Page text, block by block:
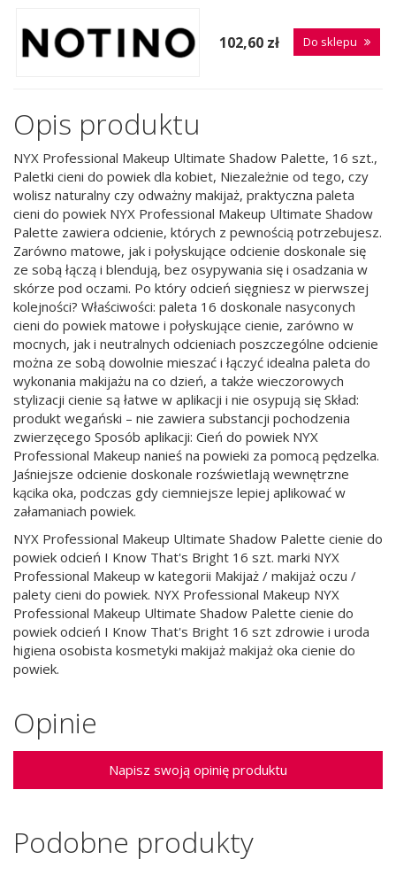
102,60 zł Do sklepu
Opis produktu
NYX Professional Makeup Ultimate Shadow Palette, 16 szt.,
Paletki cieni do powiek dla kobiet, Niezależnie od tego, czy
wolisz naturalny czy odważny makijaż, praktyczna paleta
cieni do powiek NYX Professional Makeup Ultimate Shadow
Palette zawiera odcienie, których z pewnością potrzebujesz.
Zarówno matowe, jak i połyskujące odcienie doskonale się
ze sobą łączą i blendują, bez osypywania się i osadzania w
skórze pod oczami. Po który odcień sięgniesz w pierwszej
kolejności? Właściwości: paleta 16 doskonale nasyconych
cieni do powiek matowe i połyskujące cienie, zarówno w
mocnych, jak i neutralnych odcieniach poszczególne odcienie
można ze sobą dowolnie mieszać i łączyć idealna paleta do
wykonania makijażu na co dzień, a także wieczorowych
stylizacji cienie są łatwe w aplikacji i nie osypują się Skład:
produkt wegański – nie zawiera substancji pochodzenia
zwierzęcego Sposób aplikacji: Cień do powiek NYX
Professional Makeup nanieś na powieki za pomocą pędzelka.
Jaśniejsze odcienie doskonale rozświetlają wewnętrzne
kącika oka, podczas gdy ciemniejsze lepiej aplikować w
załamaniach powiek.
NYX Professional Makeup Ultimate Shadow Palette cienie do
powiek odcień I Know That's Bright 16 szt. marki NYX
Professional Makeup w kategorii Makijaż / makijaż oczu /
palety cieni do powiek. NYX Professional Makeup NYX
Professional Makeup Ultimate Shadow Palette cienie do
powiek odcień I Know That's Bright 16 szt zdrowie i uroda
higiena osobista kosmetyki makijaż makijaż oka cienie do
powiek.
Opinie
Napisz swoją opinię produktu
Podobne produkty